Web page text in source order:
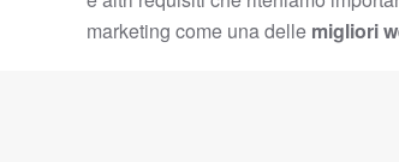
marketing come una delle migliori